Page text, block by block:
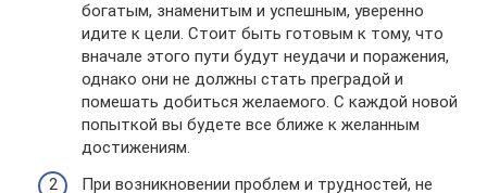
богатым, знаменитым и успешным, уверенно
идите к цели. Стоит быть готовым к тому, что
вначале этого пути будут неудачи и поражения,
однако они не должны стать преградой и
помешать добиться желаемого. С каждой новой
попыткой вы будете все ближе к желанным
достижениям.
При возникновении проблем и трудностей, не